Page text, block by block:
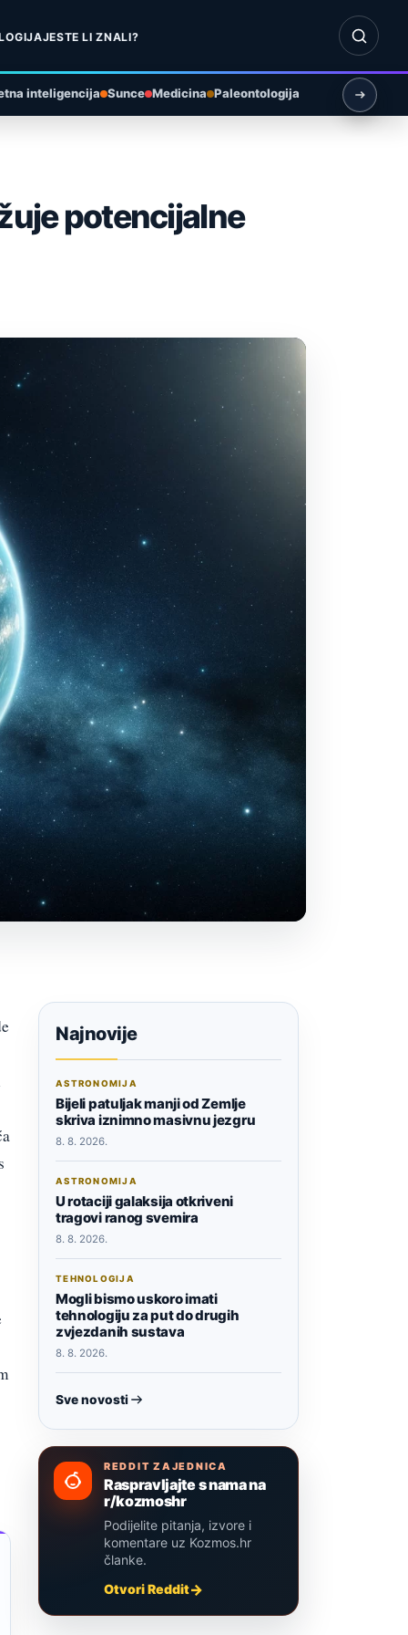
JESTE LI ZNALI?
Otvori
inteligencija Sunce Medicina Paleontologija
potencijalne
Najnovije
ASTRONOMIJA
Bijeli patuljak manji od Zemlje
skriva iznimno masivnu jezgru
8. 8. 2026.
ASTRONOMIJA
U rotaciji galaksija otkriveni
tragovi ranog svemira
8. 8. 2026.
TEHNOLOGIJA
Mogli bismo uskoro imati
tehnologiju za put do drugih
zvjezdanih sustava
8. 8. 2026.
Sve novosti
REDDIT ZAJEDNICA
Raspravljajte s nama na
r/kozmoshr
Podijelite pitanja, izvore i
komentare uz Kozmos.hr
članke.
Otvori Reddit